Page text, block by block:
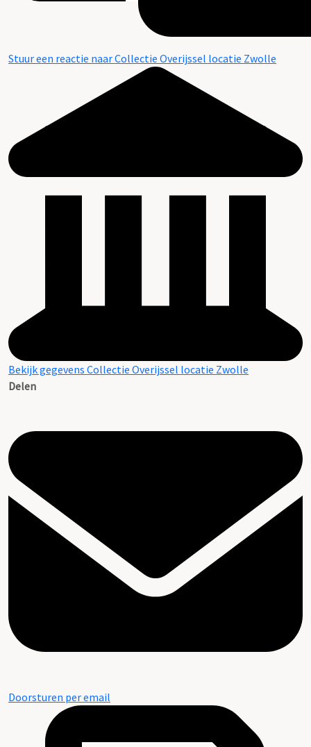
Stuur een reactie naar Collectie Overijssel locatie Zwolle
Bekijk gegevens Collectie Overijssel locatie Zwolle
Delen
Doorsturen per email